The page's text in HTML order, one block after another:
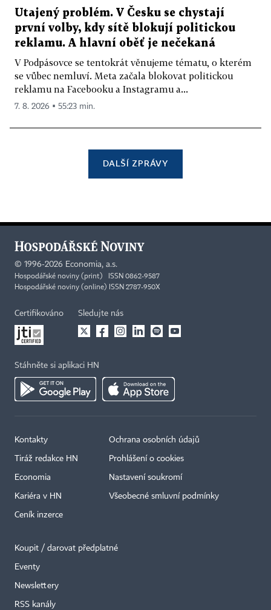
Utajený problém. V Česku se chystají
první volby, kdy sítě blokují politickou
reklamu. A hlavní oběť je nečekaná
V Podpásovce se tentokrát věnujeme tématu, o kterém
se vůbec nemluví. Meta začala blokovat politickou
reklamu na Facebooku a Instagramu a...
7. 8. 2026 ▪ 55:23 min.
DALŠÍ ZPRÁVY
© 1996-2026 Economia, a.s.
Hospodářské noviny (print) ISSN 0862-9587
Hospodářské noviny (online) ISSN 2787-950X
Certifikováno Sledujte nás
Stáhněte si aplikaci HN
Kontakty
Tiráž redakce HN
Economia
Kariéra v HN
Ceník inzerce
Ochrana osobních údajů
Prohlášení o cookies
Nastavení soukromí
Všeobecné smluvní podmínky
Koupit / darovat předplatné
Eventy
Newslettery
RSS kanály